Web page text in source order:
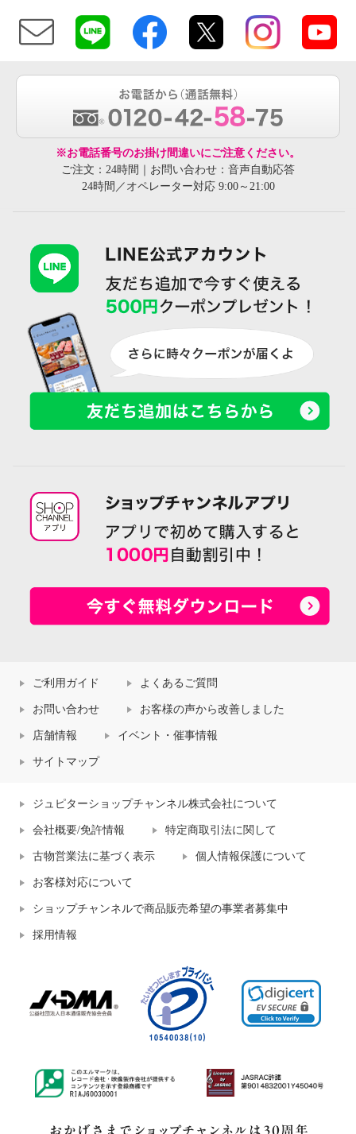
※お電話番号のお掛け間違いにご注意ください。
ご注文：24時間｜お問い合わせ：音声自動応答
24時間／オペレーター対応 9:00～21:00
ご利用ガイド よくあるご質問
お問い合わせ お客様の声から改善しました
店舗情報 イベント・催事情報
サイトマップ
ジュピターショップチャンネル株式会社について
会社概要/免許情報 特定商取引法に関して
古物営業法に基づく表示 個人情報保護について
お客様対応について
ショップチャンネルで商品販売希望の事業者募集中
採用情報